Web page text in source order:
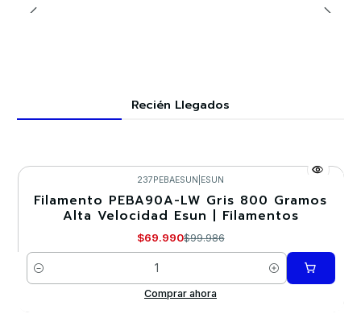
Recién Llegados
-30%
237PEBAESUN ESUN
Filamento PEBA90A-LW Gris 800 Gramos
Alta Velocidad Esun | Filamentos
$69.990$99.986
Cantidad
Comprar ahora